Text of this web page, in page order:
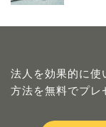
法人を効果的に使
方法を無料でプレ